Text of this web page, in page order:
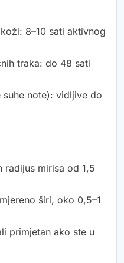
8–10 sati aktivnog
traka: do 48 sati
note): vidljive do
radijus mirisa od 1,5
širi, oko 0,5–1
primjetan ako ste u